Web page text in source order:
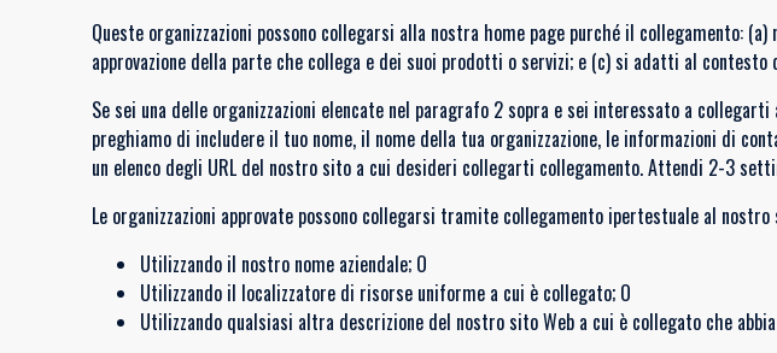
Queste organizzazioni possono collegarsi alla nostra home page purché il collegamento:
approvazione della parte che collega e dei suoi prodotti o servizi; e (c) si adatti al
Se sei una delle organizzazioni elencate nel paragrafo 2 sopra e sei interessato a
preghiamo di includere il tuo nome, il nome della tua organizzazione, le informazioni di
un elenco degli URL del nostro sito a cui desideri collegarti collegamento. Attendi 2-3
Le organizzazioni approvate possono collegarsi tramite collegamento ipertestuale al nostro
Utilizzando il nostro nome aziendale; O
Utilizzando il localizzatore di risorse uniforme a cui è collegato; O
Utilizzando qualsiasi altra descrizione del nostro sito Web a cui è collegato che